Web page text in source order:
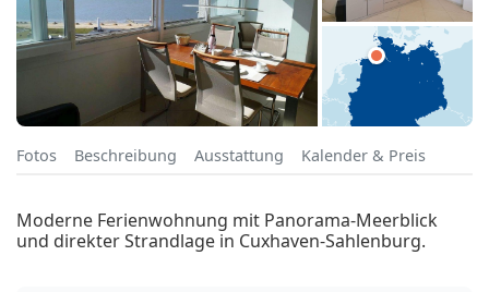
Fotos Beschreibung Ausstattung Kalender & Preis
Moderne Ferienwohnung mit Panorama-Meerblick
und direkter Strandlage in Cuxhaven-Sahlenburg.